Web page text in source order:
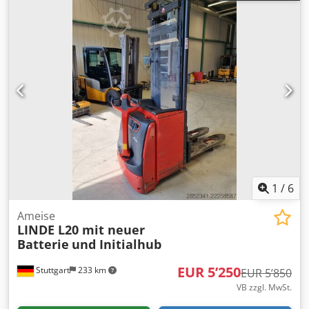
1 / 6
Stuttgart 233 km
Ameise
LINDE L20 mit neuer
Batterie und Initialhub
EUR 5’250EUR 5’850
VB zzgl. MwSt.